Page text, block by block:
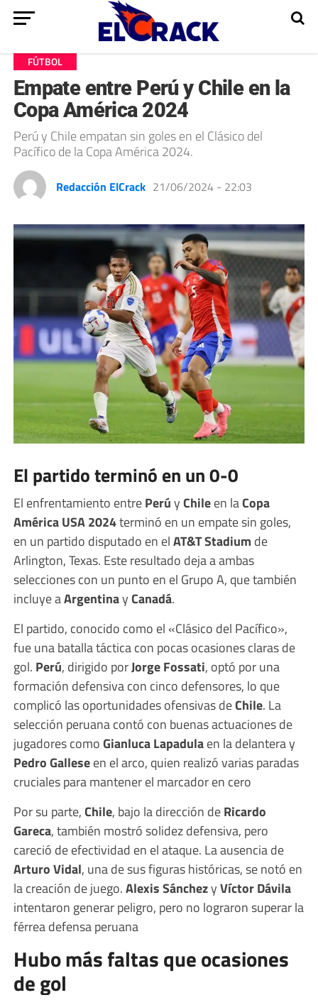
FÚTBOL
Empate entre Perú y Chile en la
Copa América 2024
Perú y Chile empatan sin goles en el Clásico del
Pacífico de la Copa América 2024.
Redacción ElCrack 21/06/2024 - 22:03
El partido terminó en un 0-0
El enfrentamiento entrePerúyChileen laCopa
América USA 2024terminó en un empate sin goles,
en un partido disputado en elAT&T Stadium de
Arlington, Texas. Este resultado deja a ambas
selecciones con un punto en el Grupo A, que también
incluye aArgentinayCanadá.
El partido, conocido como el «Clásico del Pacífico»,
fue una batalla táctica con pocas ocasiones claras de
gol. Perú, dirigido porJorge Fossati, optó por una
formación defensiva con cinco defensores, lo que
complicó las oportunidades ofensivas deChile. La
selección peruana contó con buenas actuaciones de
jugadores comoGianluca Lapadulaen la delantera y
Pedro Galleseen el arco, quien realizó varias paradas
cruciales para mantener el marcador en cero
Por su parte,Chile, bajo la dirección deRicardo
Gareca, también mostró solidez defensiva, pero
careció de efectividad en el ataque. La ausencia de
Arturo Vidal, una de sus figuras históricas, se notó en
la creación de juego.Alexis SánchezyVíctor Dávila
intentaron generar peligro, pero no lograron superar la
férrea defensa peruana
Hubo más faltas que ocasiones
de gol